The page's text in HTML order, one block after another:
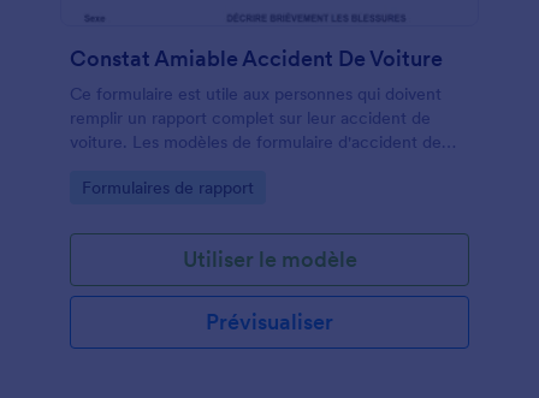
Constat Amiable Accident De Voiture
Ce formulaire est utile aux personnes qui doivent
remplir un rapport complet sur leur accident de
voiture. Les modèles de formulaire d'accident de
contiennent des questions prédéfinies prêtes à être
d'accident de voiture, vous pourrez recueillir toutes
les informations dont vous avez besoin. Ce modèle
de formulaire d'accident de voiture est un excellent
point de départ pour les organisations qui ont besoin
d'un formulaire de haute qualité rapidement.
Go to Category:
Formulaires de rapport
Utiliser le modèle
Prévisualiser